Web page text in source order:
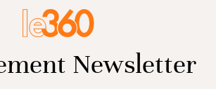
Newsletter